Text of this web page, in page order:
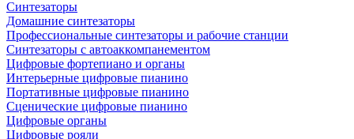
Синтезаторы
Домашние синтезаторы
Профессиональные синтезаторы и рабочие станции
Синтезаторы с автоаккомпанементом
Цифровые фортепиано и органы
Интерьерные цифровые пианино
Портативные цифровые пианино
Сценические цифровые пианино
Цифровые органы
Цифровые рояли